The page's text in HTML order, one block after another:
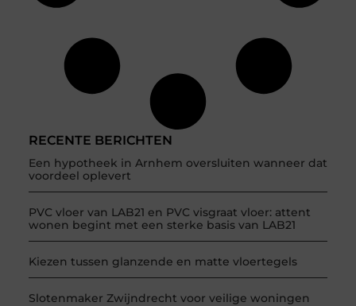
RECENTE BERICHTEN
Een hypotheek in Arnhem oversluiten wanneer dat
voordeel oplevert
PVC vloer van LAB21 en PVC visgraat vloer: attent
wonen begint met een sterke basis van LAB21
Kiezen tussen glanzende en matte vloertegels
Slotenmaker Zwijndrecht voor veilige woningen